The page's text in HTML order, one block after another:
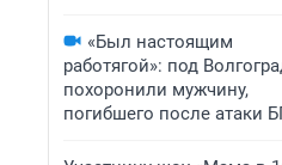
«Был настоящим
работягой»: под
похоронили мужчину,
погибшего после атаки